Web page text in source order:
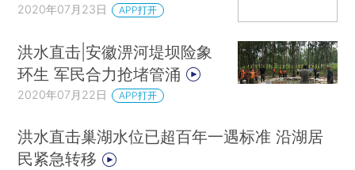
2020年07月23日 APP打开
洪水直击|安徽淠河堤坝险象
环生 军民合力抢堵管涌
2020年07月22日 APP打开
洪水直击巢湖水位已超百年一遇标准 沿湖居
民紧急转移